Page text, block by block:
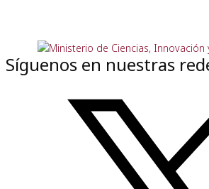
Síguenos en nuestras